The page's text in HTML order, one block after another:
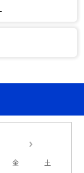
金 土